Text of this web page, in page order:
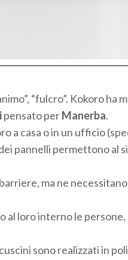
“fulcro”. Kokoro ha
pensato perManerba.
a casa o in un ufficio
pannelli permettono al
ma ne
al loro interno le
sono realizzati in